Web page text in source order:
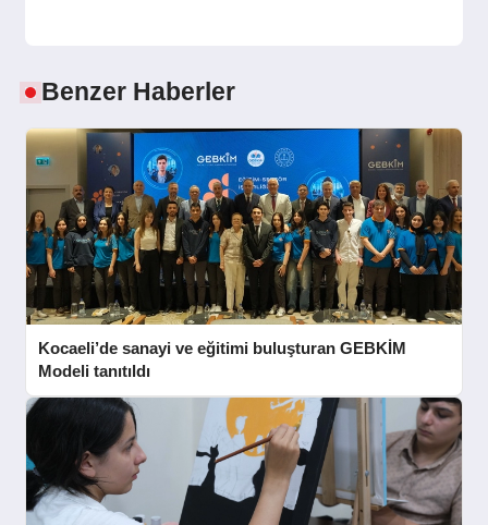
Benzer Haberler
Kocaeli’de sanayi ve eğitimi buluşturan GEBKİM
Modeli tanıtıldı